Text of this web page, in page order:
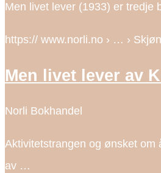
Men livet lever (1933) er tredje
https:// www.norli.no › … ›
Men livet lever av
Norli Bokhandel
Aktivitetstrangen og ønsket om
av …